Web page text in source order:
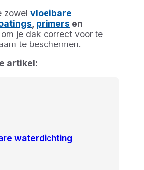
waterdichting
zowel vloeibare
primers en
om je dak correct voor te
te beschermen.
artikel: